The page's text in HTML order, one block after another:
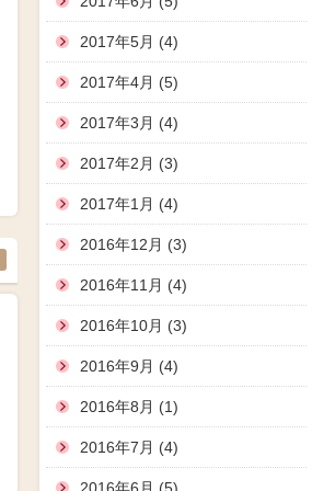
2017年5月 (4)
2017年4月 (5)
2017年3月 (4)
2017年2月 (3)
2017年1月 (4)
2016年12月 (3)
2016年11月 (4)
2016年10月 (3)
2016年9月 (4)
2016年8月 (1)
2016年7月 (4)